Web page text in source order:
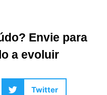
Envie para
a evoluir
Twitter